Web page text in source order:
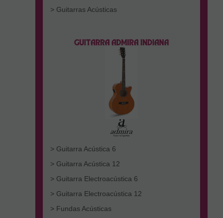
> Guitarras Acústicas
> Guitarra Acústica 6
> Guitarra Acústica 12
> Guitarra Electroacústica 6
> Guitarra Electroacústica 12
> Fundas Acústicas